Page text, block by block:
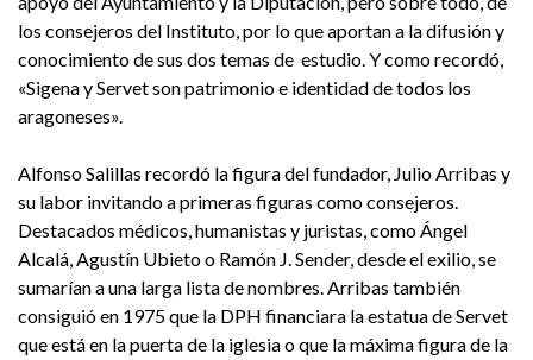
los consejeros del Instituto, por lo que aportan a la difusión y
conocimiento de sus dos temas de estudio. Y como recordó,
«Sigena y Servet son patrimonio e identidad de todos los
aragoneses».
Alfonso Salillas recordó la figura del fundador, Julio Arribas y
su labor invitando a primeras figuras como consejeros.
Destacados médicos, humanistas y juristas, como Ángel
Alcalá, Agustín Ubieto o Ramón J. Sender, desde el exilio, se
sumarían a una larga lista de nombres. Arribas también
consiguió en 1975 que la DPH financiara la estatua de Servet
que está en la puerta de la iglesia o que la máxima figura de la